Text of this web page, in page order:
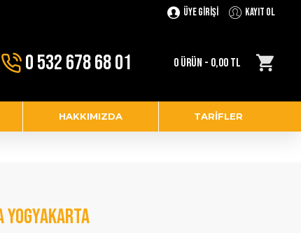
Üye Girişi Kayıt Ol
0 532 678 68 01 0 ÜRÜN - 0,00 TL
HAKKIMIZDA TARIFLER